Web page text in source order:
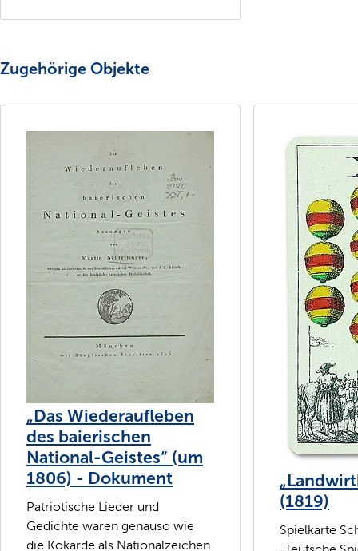
Zugehörige Objekte
„Das Wiederaufleben
des baierischen
National-Geistes“ (um
1806) - Dokument
Patriotische Lieder und
Gedichte waren genauso wie
die Kokarde als Nationalzeichen
(1819)
Spielkarte